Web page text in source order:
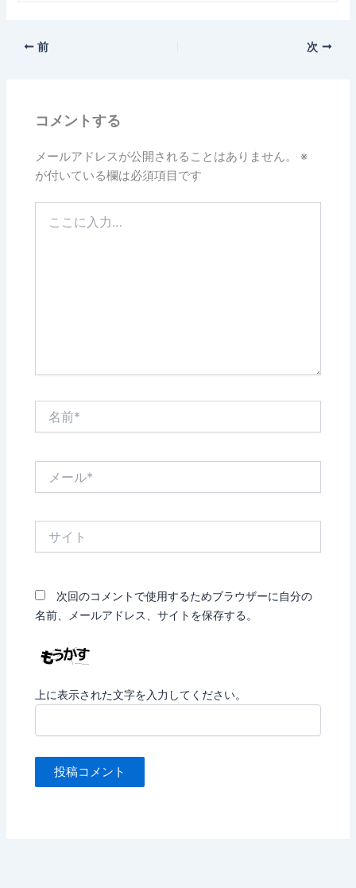
前 次
コメントする
メールアドレスが公開されることはありません。
※
が付いている欄は必須項目です
次回のコメントで使用するためブラウザーに自分の
名前、メールアドレス、サイトを保存する。
上に表示された文字を入力してください。